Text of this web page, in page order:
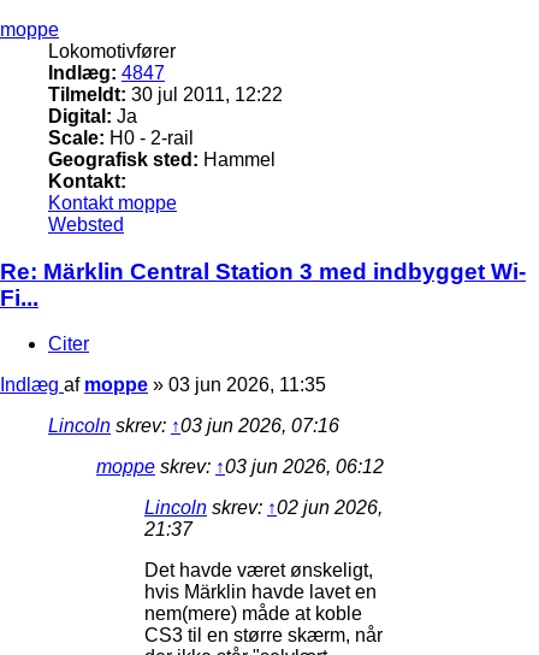
moppe
Lokomotivfører
Indlæg: 4847
Tilmeldt: 30 jul 2011, 12:22
Digital: Ja
Scale: H0 - 2-rail
Geografisk sted: Hammel
Kontakt:
Kontakt moppe
Websted
Re: Märklin Central Station 3 med indbygget Wi-
Fi...
Citer
Indlæg af moppe » 03 jun 2026, 11:35
Lincoln skrev: ↑03 jun 2026, 07:16
moppe skrev: ↑03 jun 2026, 06:12
Lincoln skrev: ↑02 jun 2026,
21:37
Det havde været ønskeligt,
hvis Märklin havde lavet en
nem(mere) måde at koble
CS3 til en større skærm, når